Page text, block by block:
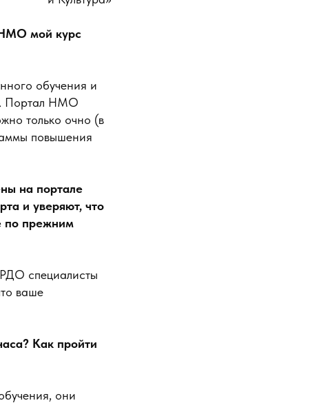
НМО мой курс
обучения и
Портал НМО
только очно (в
повышения
на портале
и уверяют, что
по прежним
специалисты
ваше
Как пройти
они